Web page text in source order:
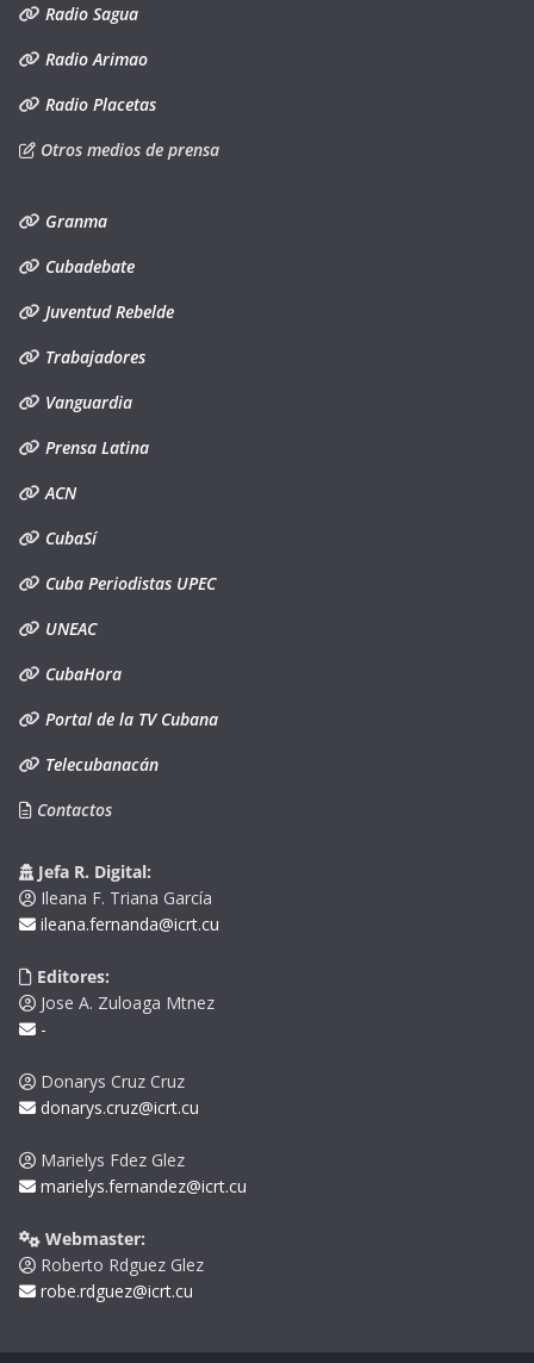
Radio Sagua
Radio Arimao
Radio Placetas
Otros medios de prensa
Granma
Cubadebate
Juventud Rebelde
Trabajadores
Vanguardia
Prensa Latina
ACN
CubaSí
Cuba Periodistas UPEC
UNEAC
CubaHora
Portal de la TV Cubana
Telecubanacán
Contactos
Jefa R. Digital:
Ileana F. Triana García
ileana.fernanda@icrt.cu
Editores:
Jose A. Zuloaga Mtnez
-
Donarys Cruz Cruz
donarys.cruz@icrt.cu
Marielys Fdez Glez
marielys.fernandez@icrt.cu
Webmaster:
Roberto Rdguez Glez
robe.rdguez@icrt.cu